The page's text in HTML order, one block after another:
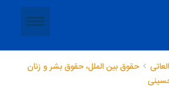
حقوق بین الملل، حقوق بشر و زنان